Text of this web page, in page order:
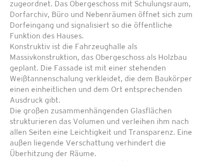
zugeordnet. Das Obergeschoss mit Schulungsraum,
Dorfarchiv, Büro und Nebenräumen öffnet sich zum
Dorfeingang und signalisiert so die öffentliche
Funktion des Hauses.
Konstruktiv ist die Fahrzeughalle als
Massivkonstruktion, das Obergeschoss als Holzbau
geplant. Die Fassade ist mit einer stehenden
Weißtannenschalung verkleidet, die dem Baukörper
einen einheitlichen und dem Ort entsprechenden
Ausdruck gibt.
Die großen zusammenhängenden Glasflächen
strukturieren das Volumen und verleihen ihm nach
allen Seiten eine Leichtigkeit und Transparenz. Eine
außen liegende Verschattung verhindert die
Überhitzung der Räume.